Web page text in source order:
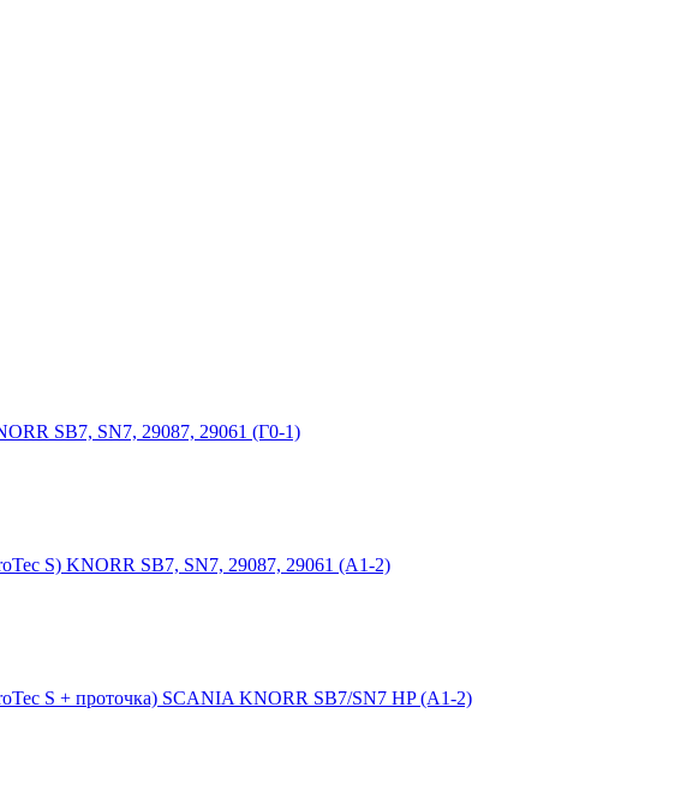
SB7, SN7, 29087, 29061 (Г0-1)
S) KNORR SB7, SN7, 29087, 29061 (А1-2)
S + проточка) SCANIA KNORR SB7/SN7 HP (А1-2)